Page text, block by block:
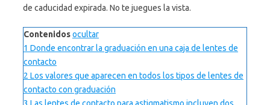
de caducidad expirada. No te juegues la vista.
Contenidosocultar
1 Donde encontrar la graduación en una caja de lentes de
contacto
2 Los valores que aparecen en todos los tipos de lentes de
contacto con graduación